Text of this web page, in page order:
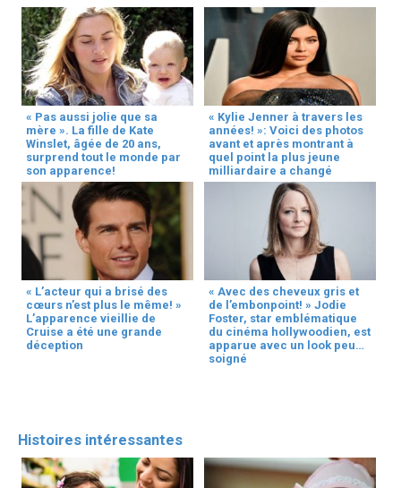
« Pas aussi jolie que sa
mère ». La fille de Kate
Winslet, âgée de 20 ans,
surprend tout le monde par
son apparence!
« Kylie Jenner à travers les
années! »: Voici des photos
avant et après montrant à
quel point la plus jeune
milliardaire a changé
« L’acteur qui a brisé des
cœurs n’est plus le même! »
L’apparence vieillie de
Cruise a été une grande
déception
« Avec des cheveux gris et
de l’embonpoint! » Jodie
Foster, star emblématique
du cinéma hollywoodien, est
apparue avec un look peu
soigné
Histoires intéressantes